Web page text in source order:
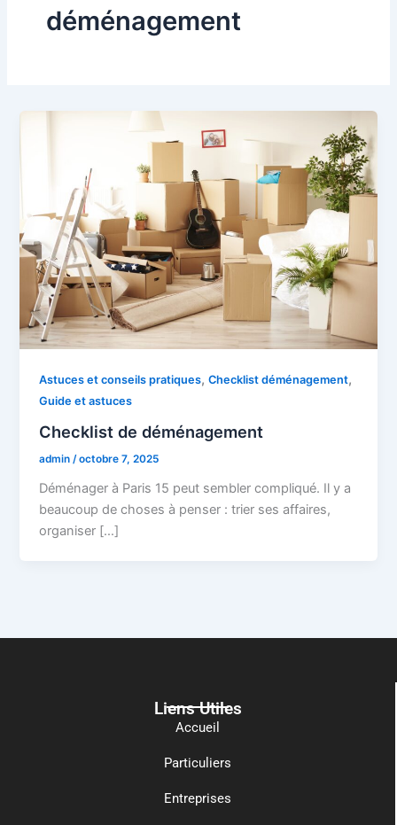
déménagement
Astuces et conseils pratiques,Checklist déménagement,
Guide et astuces
Checklist de déménagement
admin /octobre 7, 2025
Déménager à Paris 15 peut sembler compliqué. Il y a
beaucoup de choses à penser : trier ses affaires,
organiser […]
Liens Utiles
Accueil
Particuliers
Entreprises